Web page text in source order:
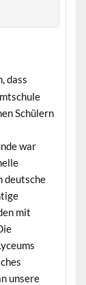
dass
Schülern
war
deutsche
mit
unsere